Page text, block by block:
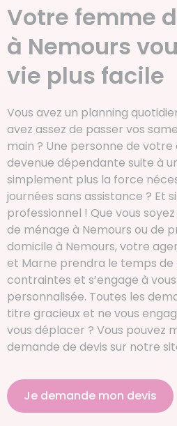
Votre femme
à Nemours
vie plus facile
Vous avez un planning
avez assez de passer vos
main ? Une personne de
devenue dépendante suite à
simplement plus la force
journées sans assistance ? Et
professionnel ! Que vous
de ménage à Nemours ou de
domicile à Nemours, votre
et Marne prendra le temps
contraintes et s’engage à
personnalisée. Toutes les
titre gracieux et ne vous
vous déplacer ? Vous pouvez
demande de devis sur notre
Je demande mon devis